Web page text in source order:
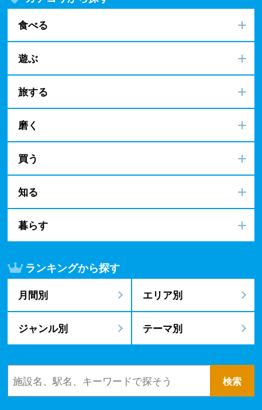
食べる
遊ぶ
旅する
磨く
買う
知る
暮らす
ランキングから探す
月間別 エリア別
ジャンル別 テーマ別